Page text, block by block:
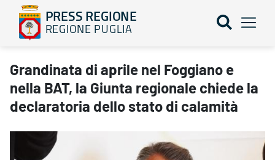
PRESS REGIONE
REGIONE PUGLIA
Grandinata di aprile nel Foggiano e nella BAT, la Giunta
Grandinata di aprile nel Foggiano e
nella BAT, la Giunta regionale chiede la
declaratoria dello stato di calamità